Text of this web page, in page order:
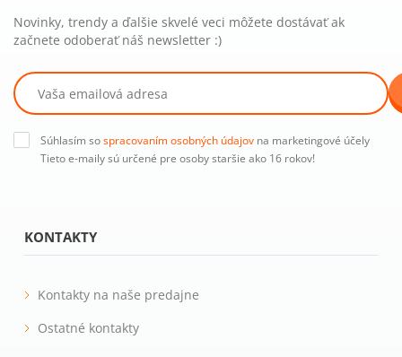
KONTAKTY
Kontakty na naše predajne
Ostatné kontakty
Novinky, trendy a ďalšie skvelé veci môžete dostávať ak
začnete odoberať náš newsletter :)
Súhlasím sospracovaním osobných údajov na marketingové účely
Tieto e-maily sú určené pre osoby staršie ako 16 rokov!